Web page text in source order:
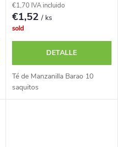
€1,70 IVA incluido
€1,52/ ks
sold
DETALLE
Té de Manzanilla Barao 10
saquitos